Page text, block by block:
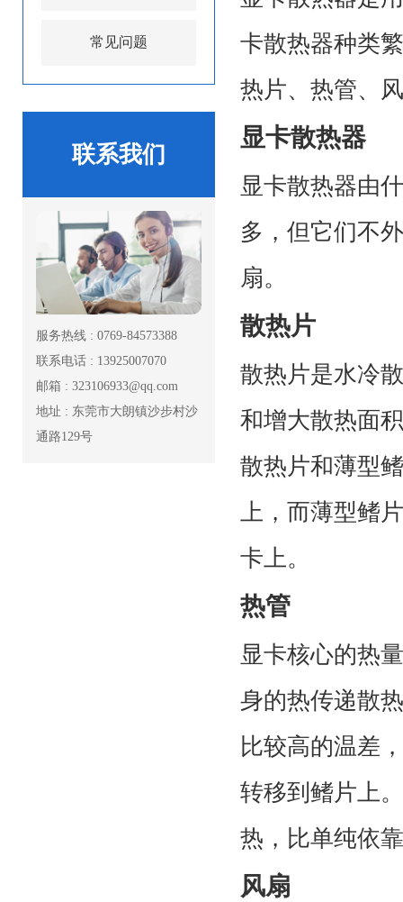
常见问题
联系我们
服务热线 : 0769-84573388
联系电话 : 13925007070
邮箱 : 323106933@qq.com
地址 : 东莞市大朗镇沙步村沙
通路129号
卡散热器种类
热片、热管、
显卡散热器
显卡散热器由
多，但它们不
扇。
散热片
散热片是水冷
和增大散热面
散热片和薄型
上，而薄型鳍
卡上。
热管
显卡核心的热
身的热传递散
比较高的温差
转移到鳍片上
热，比单纯依
风扇